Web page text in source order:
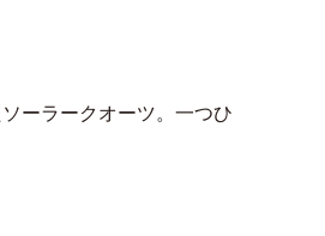
ーラークオーツ。一つひ